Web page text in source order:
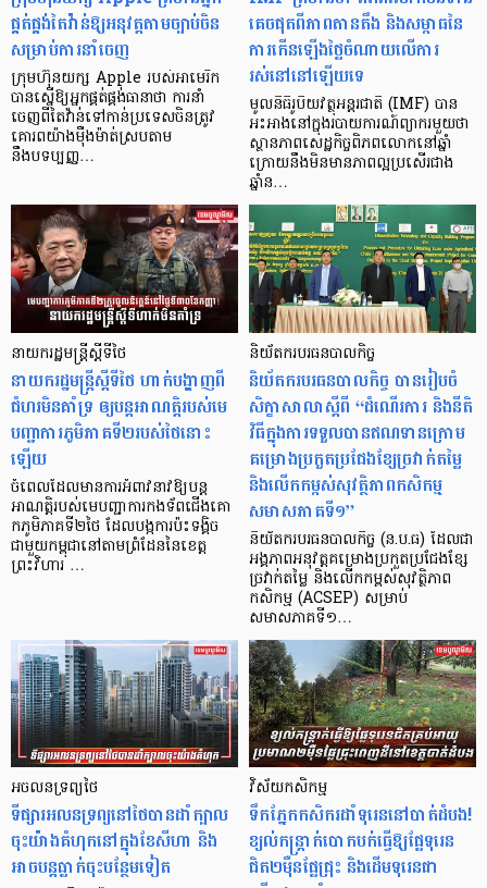
ផ្គត់ផ្គង់តៃវ៉ាន់ឱ្យអនុវត្តតាមច្បាប់ចិន
សម្រាប់ការនាំចេញ
ក្រុមហ៊ុនយក្ស Apple របស់អាមេរិក
បានស្នើឱ្យអ្នកផ្គត់ផ្គង់ធានាថា ការនាំ
ចេញពីតៃវ៉ាន់ទៅកាន់ប្រទេសចិនត្រូវ
គោរពយ៉ាងម៉ឺងម៉ាត់ស្របតាម
នឹងបទប្បញ្ញ…
គេចផុតពីភាពតានតឹង និងសម្ពាធនៃ
ការកើនឡើងថ្លៃចំណាយលើការ
រស់នៅនៅឡើយទេ
មូលនិធិរូបិយវត្ថុអន្តរជាតិ (IMF) បាន
អះអាងនៅក្នុងរបាយការណ៍ព្យាករមួយថា
ស្ថានភាពសេដ្ឋកិច្ចពិភពលោកនៅឆ្នាំ
ក្រោយនឹងមិនមានភាពល្អប្រសើរជាង
ឆ្នាំន…
នាយករដ្ឋមន្រ្តីស្តីទីថៃ
នាយករដ្ឋមន្រ្តីស្តីទីថៃ ហាក់បង្ហាញពី
ជំហរមិនគាំទ្រ ឲ្យបន្តអាណត្តិរបស់មេ
បញ្ជាការភូមិភាគទី២របស់ថៃនោះ
ឡើយ
ចំពេលដែលមានការអំពាវនាវឱ្យបន្ត
អាណត្តិរបស់មេបញ្ជាការកងទ័ពជើងគោ
កភូមិភាគទី២ថៃ ដែលបង្កការប៉ះទង្គិច
ជាមួយកម្ពុជានៅតាមព្រំដែននៃខេត្ត
ព្រះវិហារ …
និយ័តករបរធនបាលកិច្ច
និយ័តករបរធនបាលកិច្ច បានរៀបចំ
សិក្ខាសាលាស្តីពី “ដំណើរការ និងនីតិ
វិធីក្នុងការទទួលបានឥណទានក្រោម
គម្រោងប្រកួតប្រជែងខ្សែច្រវាក់តម្លៃ
និងលើកកម្ពស់សុវត្ថិភាពកសិកម្ម
សមាសភាគទី១”
និយ័តករបរធនបាលកិច្ច (ន.ប.ធ) ដែលជា
អង្គភាពអនុវត្តគម្រោងប្រកួតប្រជែងខ្សែ
ច្រវាក់តម្លៃ និងលើកកម្ពស់សុវត្ថិភាព
កសិកម្ម (ACSEP) សម្រាប់
សមាសភាគទី១…
អចលនទ្រព្យថៃ
ទីផ្សារអលនទ្រព្យនៅថៃបានដាំក្បាល
ចុះយ៉ាងគំហុកនៅក្នុងខែសីហា និង
អាចបន្តធ្លាក់ចុះបន្ថែមទៀត
វិស័យ​កសិកម្ម
ទឹកភ្នែកកសិករដាំទុរេននៅបាត់ដំបង!
ខ្យល់កន្ត្រាក់បោកបក់ធ្វើឱ្យផ្លែទុរេន
ជិត២ម៉ឺនផ្លែជ្រុះ និងដើមទុរេនជា